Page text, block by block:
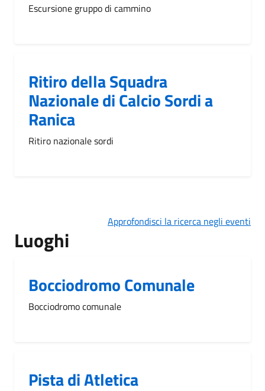
Escursione gruppo di cammino
Ritiro della Squadra
Nazionale di Calcio Sordi a
Ranica
Ritiro nazionale sordi
Approfondisci la ricerca negli eventi
Luoghi
Bocciodromo Comunale
Bocciodromo comunale
Pista di Atletica